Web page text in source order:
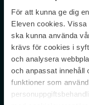
För att kunna ge dig
Eleven cookies.
ska kunna använda
krävs för cookies i
och analysera
och anpassat innehåll
funktioner som
Never miss
Sign up to
Genom att prenumerera